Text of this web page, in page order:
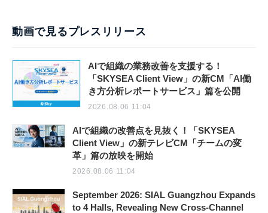
動画で見るプレスリリース
AIで組織の業務改善を支援する！
「SKYSEA Client View」の新CM「AI働
き方分析レポートサービス」篇を公開
2026.08.06 11:04
AIで組織の改善点を見抜く！「SKYSEA
Client View」の新テレビCM「チームの変
革」篇の放映を開始
2026.08.06 11:04
September 2026: SIAL Guangzhou Expands
to 4 Halls, Revealing New Cross-Channel